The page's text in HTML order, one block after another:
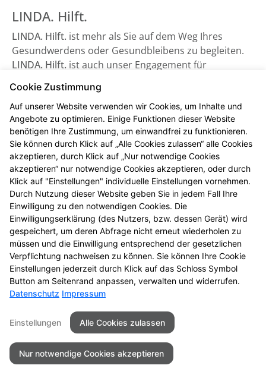
LINDA. Hilft.
LINDA. Hilft. ist mehr als Sie auf dem Weg Ihres
Gesundwerdens oder Gesundbleibens zu begleiten.
LINDA. Hilft. ist auch unser Engagement für
angewiesen sind - sowie beispielsweise der
Bundesverband Kinderhospiz e. V. Schauen Sie gerne
einmal vorbei.
Zu LINDA. Hilft.
Seitenübersicht Kontakt
Impressum
Datenschutz
Barrierefreiheit
© 2026 Apotheke am Neckar
Cookie Zustimmung
Auf unserer Website verwenden wir Cookies, um Inhalte und
Angebote zu optimieren. Einige Funktionen dieser Website
benötigen Ihre Zustimmung, um einwandfrei zu funktionieren.
Sie können durch Klick auf „Alle Cookies zulassen“ alle Cookies
akzeptieren, durch Klick auf „Nur notwendige Cookies
akzeptieren“ nur notwendige Cookies akzeptieren, oder durch
Klick auf "Einstellungen" individuelle Einstellungen vornehmen.
Durch Nutzung dieser Website geben Sie in jedem Fall Ihre
Einwilligung zu den notwendigen Cookies. Die
Einwilligungserklärung (des Nutzers, bzw. dessen Gerät) wird
gespeichert, um deren Abfrage nicht erneut wiederholen zu
müssen und die Einwilligung entsprechend der gesetzlichen
Verpflichtung nachweisen zu können. Sie können Ihre Cookie
Einstellungen jederzeit durch Klick auf das Schloss Symbol
Button am Seitenrand anpassen, verwalten und widerrufen.
Datenschutz Impressum
Einstellungen Alle Cookies zulassen
Nur notwendige Cookies akzeptieren